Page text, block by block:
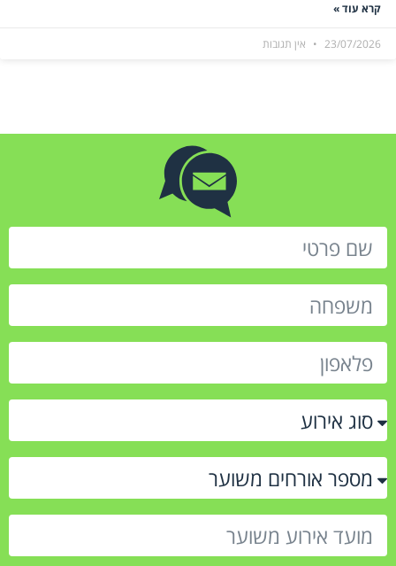
קרא עוד »
23/07/2026 אין תגובות